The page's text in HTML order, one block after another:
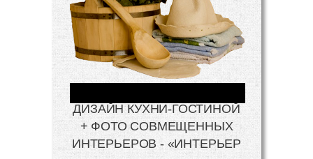
ДИЗАЙН КУХНИ-ГОСТИНОЙ
+ ФОТО СОВМЕЩЕННЫХ
ИНТЕРЬЕРОВ - «ИНТЕРЬЕР